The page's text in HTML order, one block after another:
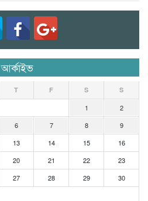
আর্কাইভ
T F S S
1
2
6 7 8
9
13 14 15
16
20 21 22
23
27 28 29
30